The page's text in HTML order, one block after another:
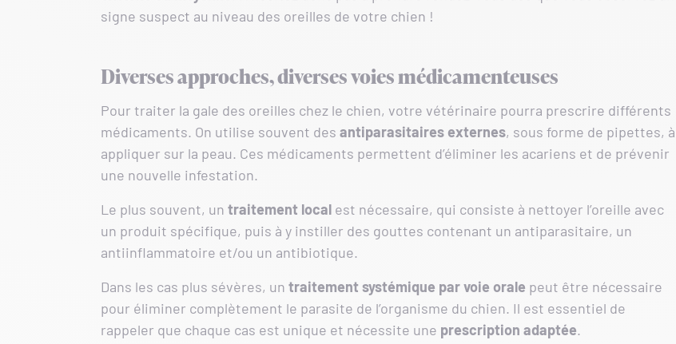
signe suspect au niveau des oreilles de votre chien !
Diverses approches, diverses voies médicamenteuses
Pour traiter la gale des oreilles chez le chien, votre vétérinaire pourra prescrire différents
médicaments. On utilise souvent des antiparasitaires externes, sous forme de pipettes, à
appliquer sur la peau. Ces médicaments permettent d’éliminer les acariens et de prévenir
une nouvelle infestation.
Le plus souvent, un traitement local est nécessaire, qui consiste à nettoyer l’oreille avec
un produit spécifique, puis à y instiller des gouttes contenant un antiparasitaire, un
antiinflammatoire et/ou un antibiotique.
Dans les cas plus sévères, un traitement systémique par voie orale peut être nécessaire
pour éliminer complètement le parasite de l’organisme du chien. Il est essentiel de
rappeler que chaque cas est unique et nécessite une prescription adaptée.